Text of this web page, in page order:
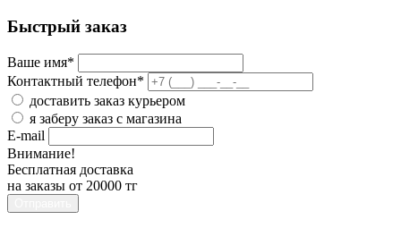
Быстрый заказ
Ваше имя*
Контактный телефон*
доставить заказ курьером
я заберу заказ с магазина
E-mail
Внимание!
Бесплатная доставка
на заказы от 20000 тг